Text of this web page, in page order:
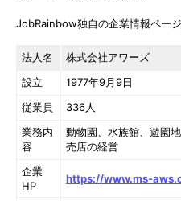
JobRainbow独自の企業情報ペー
法人名
株式会社アワーズ
設立
1977年9月9日
従業員
336人
業務内
容
動物園、水族館、遊園
売店の経営
企業
HP
https://www.ms-